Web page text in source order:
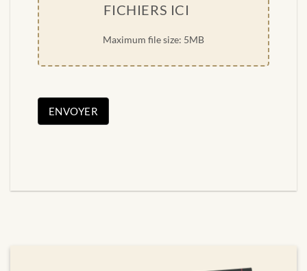
FICHIERS ICI
Maximum file size: 5MB
ENVOYER